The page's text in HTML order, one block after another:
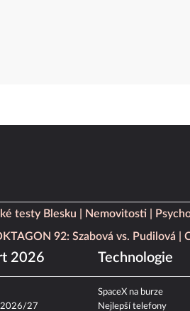
testy Blesku Nemovitosti
92: Szabová vs. Pudilová
2026
2026/27
Technologie
SpaceX na burze
Nejlepší telefony